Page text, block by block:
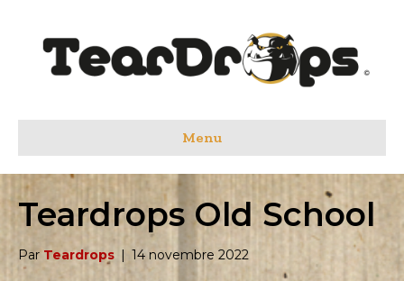
Menu
Teardrops Old School
Par Teardrops | 14 novembre 2022